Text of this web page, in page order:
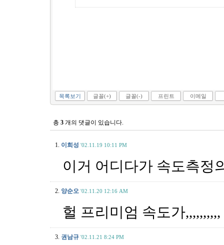
목록보기 글꼴(+) 글꼴(-) 프린트 이메일
총 3 개의 댓글이 있습니다.
1. 이희성 '02.11.19 10:11 PM
이거 어디다가 속도측정
2. 양순오 '02.11.20 12:16 AM
헐 프리미엄 속도가
3. 권남규 '02.11.21 8:24 PM